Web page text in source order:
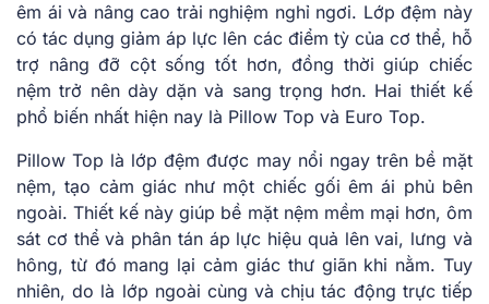
êm ái và nâng cao trải nghiệm nghỉ ngơi. Lớp đệm này
có tác dụng giảm áp lực lên các điểm tỳ của cơ thể, hỗ
trợ nâng đỡ cột sống tốt hơn, đồng thời giúp chiếc
nệm trở nên dày dặn và sang trọng hơn. Hai thiết kế
phổ biến nhất hiện nay là Pillow Top và Euro Top.
Pillow Top là lớp đệm được may nổi ngay trên bề mặt
nệm, tạo cảm giác như một chiếc gối êm ái phủ bên
ngoài. Thiết kế này giúp bề mặt nệm mềm mại hơn, ôm
sát cơ thể và phân tán áp lực hiệu quả lên vai, lưng và
hông, từ đó mang lại cảm giác thư giãn khi nằm. Tuy
nhiên, do là lớp ngoài cùng và chịu tác động trực tiếp